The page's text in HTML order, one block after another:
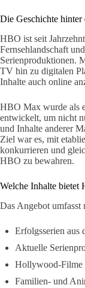
Die Geschichte hinter
HBO ist seit
Fernsehlandschaft
Serienproduktionen.
TV hin zu digitalen
Inhalte auch online
HBO Max wurde als
entwickelt, um nicht
und Inhalte anderer
Ziel war es, mit
konkurrieren und
HBO zu bewahren.
Welche Inhalte bietet
Das Angebot umfasst
Erfolgsserien
Aktuelle
Hollywood-Filme
Familien- und